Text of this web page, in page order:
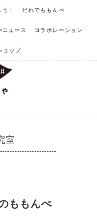
！ だれでももんぺ
ニュース コラボレーション
ョップ
室
ももんぺ